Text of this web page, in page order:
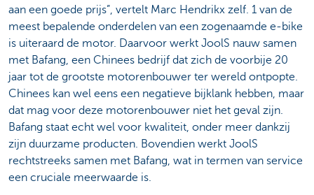
aan een goede prijs”, vertelt Marc Hendrikx zelf. 1 van de
meest bepalende onderdelen van een zogenaamde e-bike
is uiteraard de motor. Daarvoor werkt JoolS nauw samen
met Bafang, een Chinees bedrijf dat zich de voorbije 20
jaar tot de grootste motorenbouwer ter wereld ontpopte.
Chinees kan wel eens een negatieve bijklank hebben, maar
dat mag voor deze motorenbouwer niet het geval zijn.
Bafang staat echt wel voor kwaliteit, onder meer dankzij
zijn duurzame producten. Bovendien werkt JoolS
rechtstreeks samen met Bafang, wat in termen van service
een cruciale meerwaarde is.